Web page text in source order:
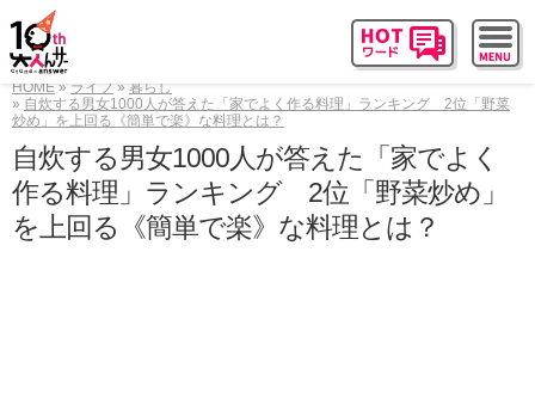
HOME ライフ
暮らし
自炊する男女1000人が答えた「家でよく作る料理」ランキング 2位「野菜
炒め」を上回る《簡単で楽》な料理とは？
自炊する男女1000人が答えた「家でよく
作る料理」ランキング 2位「野菜炒め」
を上回る《簡単で楽》な料理とは？